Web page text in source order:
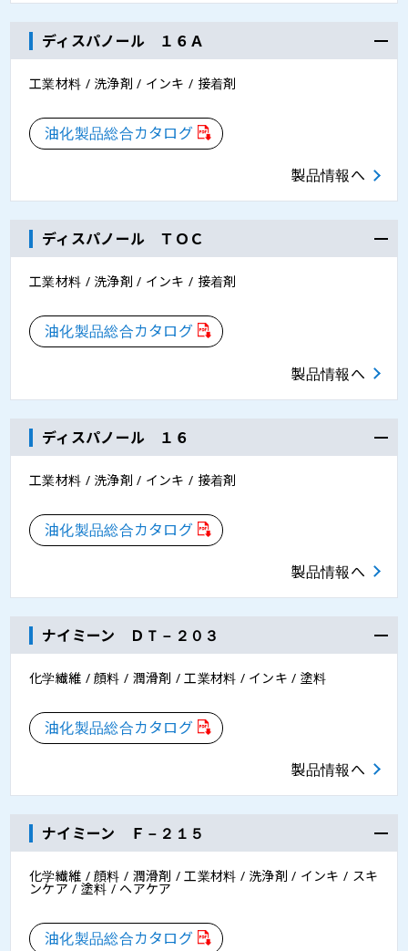
ディスパノール １６Ａ
工業材料 / 洗浄剤 / インキ / 接着剤
油化製品総合カタログ
製品情報へ
ディスパノール ＴＯＣ
工業材料 / 洗浄剤 / インキ / 接着剤
油化製品総合カタログ
製品情報へ
ディスパノール １６
工業材料 / 洗浄剤 / インキ / 接着剤
油化製品総合カタログ
製品情報へ
ナイミーン ＤＴ－２０３
化学繊維 / 顔料 / 潤滑剤 / 工業材料 / インキ / 塗料
油化製品総合カタログ
製品情報へ
ナイミーン Ｆ－２１５
化学繊維 / 顔料 / 潤滑剤 / 工業材料 / 洗浄剤 / インキ / スキ
ンケア / 塗料 / ヘアケア
油化製品総合カタログ